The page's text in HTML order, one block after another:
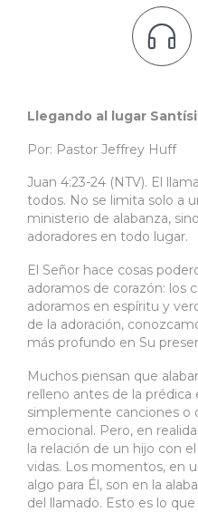

Llegando al lugar
Por: Pastor Jeffrey Huff
Juan 4:23-24 (NTV). El
todos. No se limita solo a
ministerio de alabanza,
adoradores en todo lugar.
El Señor hace cosas
adoramos de corazón: los
adoramos en espíritu y
de la adoración,
más profundo en Su
Muchos piensan que
relleno antes de la prédica
simplemente canciones o
emocional. Pero, en
la relación de un hijo con
vidas. Los momentos, en
algo para Él, son en la
del llamado. Esto es lo que